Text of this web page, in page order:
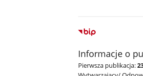
Informacje o
Pierwsza publikacja: